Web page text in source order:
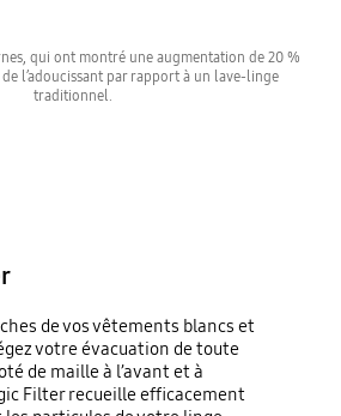
qui ont montré une augmentation de 20 %
l’adoucissant par rapport à un lave-linge
traditionnel.
de vos vêtements blancs et
votre évacuation de toute
de maille à l’avant et à
Filter recueille efficacement